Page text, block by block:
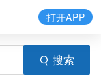
搜索
打开APP